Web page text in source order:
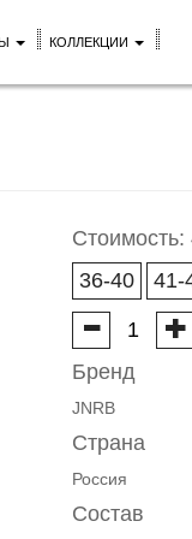
КОЛЛЕКЦИИ
Стоимость:
36-40
41-
Бренд
JNRB
Страна
Россия
Состав